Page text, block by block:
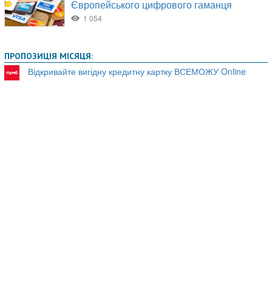
ПРОПОЗИЦІЯ МІСЯЦЯ:
Відкривайте вигідну кредитну картку ВСЕМОЖУ Online